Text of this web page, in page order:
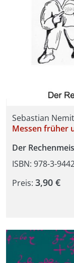
Sebastian
Messen früher
Der
ISBN: 978-3-
Preis: 3,90 €